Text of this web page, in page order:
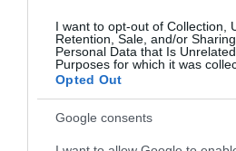
I want to opt-out of Collection,
Retention, Sale, and/or
Personal Data that Is
Purposes for which it was
Opted Out
Google consents
NEM TE VAGY BÉNA, CSAK AZ
APP HISZI MAGÁRÓL, HOGY
MINDENKI 23 ÉVES
INFORMATIKUS
2026. AUGUSZTUS 07.
MIT